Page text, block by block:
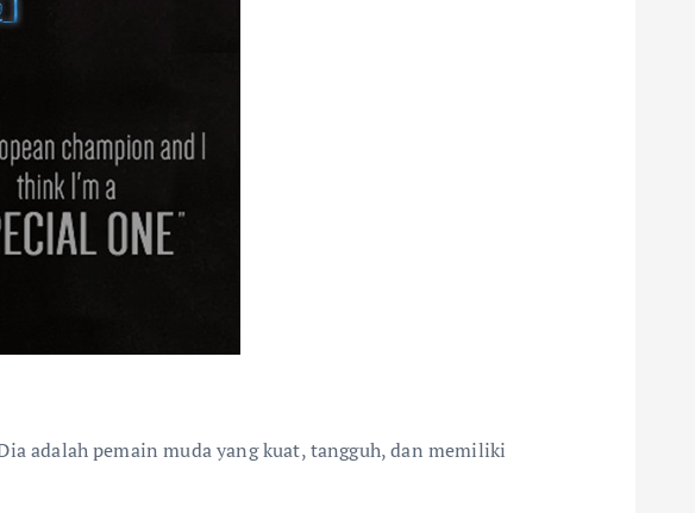
adalah pemain muda yang kuat, tangguh, dan memiliki